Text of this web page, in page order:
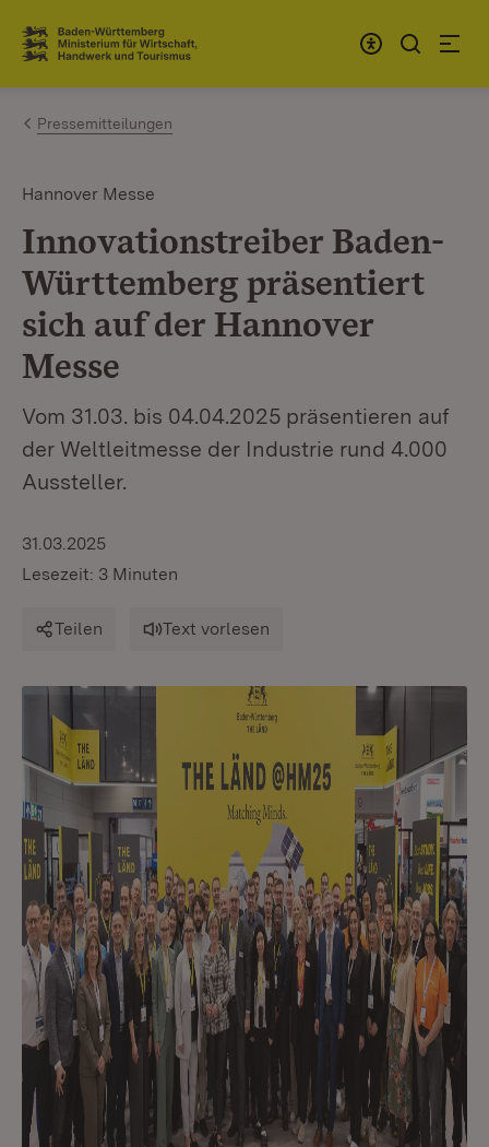
Zum Inhalt springen
Link zur Startseite
Pressemitteilungen
Hannover Messe
Innovationstreiber Baden-
Württemberg präsentiert
sich auf der Hannover
Messe
Vom 31.03. bis 04.04.2025 präsentieren auf
der Weltleitmesse der Industrie rund 4.000
Aussteller.
31.03.2025
Lesezeit: 3 Minuten
Teilen Text vorlesen